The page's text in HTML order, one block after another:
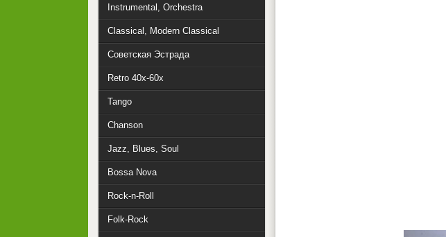
Instrumental, Orchestra
Classical, Modern Classical
Советская Эстрада
Retro 40x-60x
Tango
Chanson
Jazz, Blues, Soul
Bossa Nova
Rock-n-Roll
Folk-Rock